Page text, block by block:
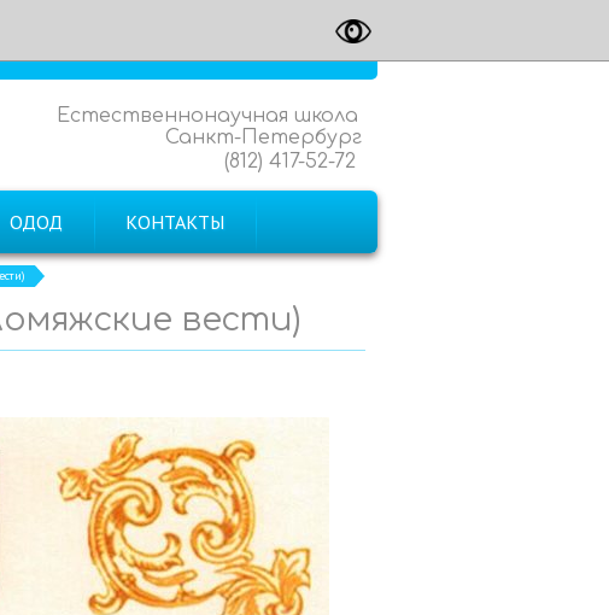
Естественнонаучная школа
Санкт-Петербург
(812) 417-52-72
ОДОД КОНТАКТЫ
вести)